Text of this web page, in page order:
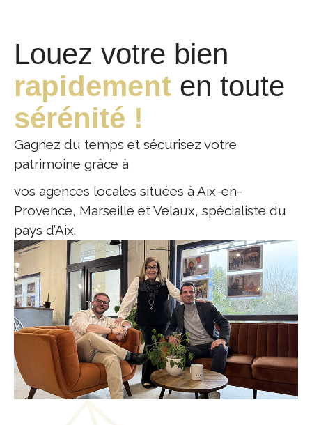
Louez votre bien
rapidement en toute
sérénité !
Gagnez du temps et sécurisez votre
patrimoine grâce à
vos agences locales situées à Aix-en-
Provence, Marseille et Velaux, spécialiste du
pays d’Aix.